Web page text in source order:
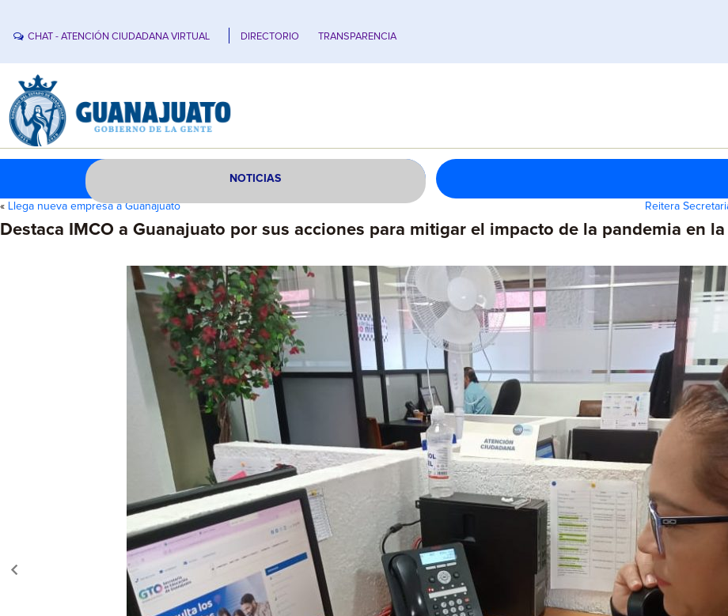
CHAT - ATENCIÓN CIUDADANA VIRTUAL DIRECTORIO TRANSPARENCIA
NOTICIAS
« Llega nueva empresa a Guanajuato Reitera
Destaca IMCO a Guanajuato por sus acciones para mitigar el impacto de la pandemia en